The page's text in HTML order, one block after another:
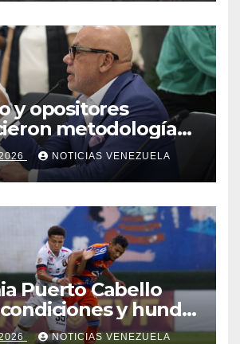
y opositores
metodología
de diálogo en
NOTICIAS VENEZUELA
Puerto Cabello
y hunde
FC
NOTICIAS VENEZUELA